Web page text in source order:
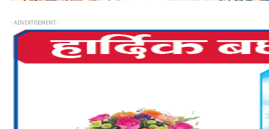
- ADVERTISEMENT -